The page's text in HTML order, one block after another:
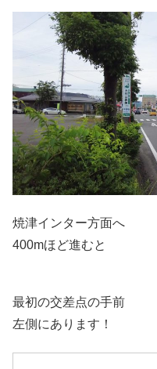
焼津インター方面へ
400mほど進むと
最初の交差点の手前
左側にあります！